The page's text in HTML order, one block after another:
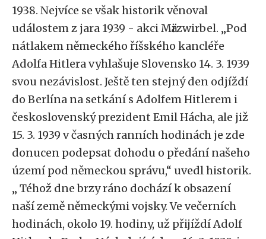
1938. Nejvíce se však historik věnoval
událostem z jara 1939 - akci Mӓrzwirbel. „Pod
nátlakem německého říšského kancléře
Adolfa Hitlera vyhlašuje Slovensko 14. 3. 1939
svou nezávislost. Ještě ten stejný den odjíždí
do Berlína na setkání s Adolfem Hitlerem i
československý prezident Emil Hácha, ale již
15. 3. 1939 v časných ranních hodinách je zde
donucen podepsat dohodu o předání našeho
území pod německou správu,“ uvedl historik.
„ Téhož dne brzy ráno dochází k obsazení
naší země německými vojsky. Ve večerních
hodinách, okolo 19. hodiny, už přijíždí Adolf